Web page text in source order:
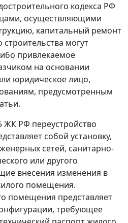
кодекса РФ
осуществляющими
капитальный ремонт
могут
привлекаемое
на основании
юридическое лицо,
предусмотренным
ЖК РФ переустройство
собой установку,
сетей, санитарно-
или другого
внесения изменения в
помещения.
помещения представляет
требующее